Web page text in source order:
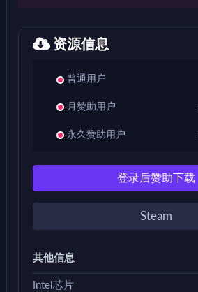
资源信息
普通用户
月赞助用户
永久赞助用户
登录后赞助下载
Steam
其他信息
Intel芯片